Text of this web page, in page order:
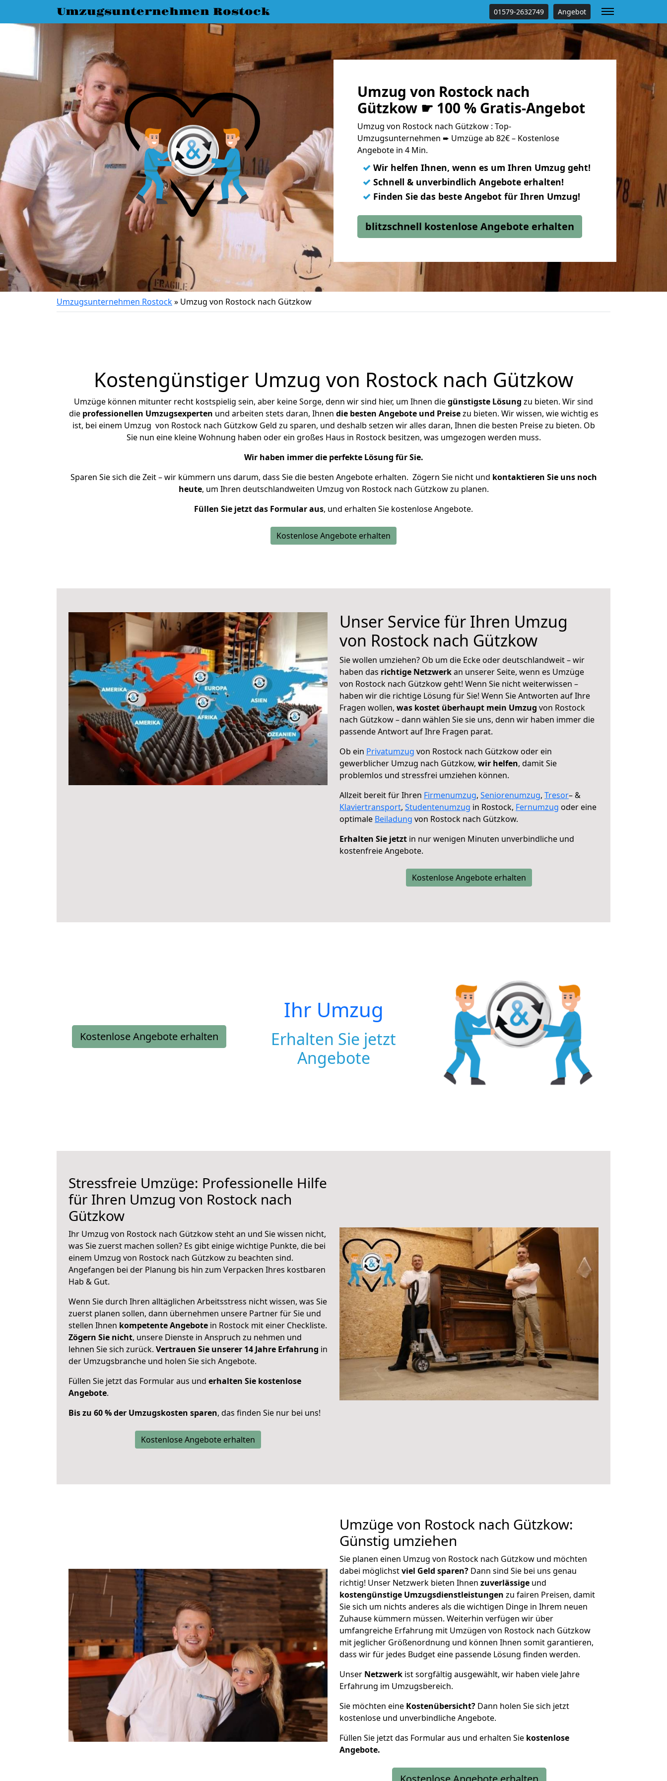
Umzugsunternehmen Rostock 01579-2632749 Angebot
Umzug von Rostock nach
Gützkow ☛ 100 % Gratis-Angebot
Umzug von Rostock nach Gützkow : Top-
Umzugsunternehmen ➨ Umzüge ab 82€ – Kostenlose
Angebote in 4 Min.
✓ Wir helfen Ihnen, wenn es um Ihren Umzug geht!
✓ Schnell & unverbindlich Angebote erhalten!
✓ Finden Sie das beste Angebot für Ihren Umzug!
blitzschnell kostenlose Angebote erhalten
Umzugsunternehmen Rostock» Umzug von Rostock nach Gützkow
Kostengünstiger Umzug von Rostock nach Gützkow
Umzüge können mitunter recht kostspielig sein, aber keine Sorge, denn wir sind hier, um Ihnen diegünstigste Lösung zu bieten. Wir sind
die professionellen Umzugsexperten und arbeiten stets daran, Ihnen die besten Angebote und Preisezu bieten. Wir wissen, wie wichtig es
ist, bei einem Umzug von Rostock nach Gützkow Geld zu sparen, und deshalb setzen wir alles daran, Ihnen die besten Preise zu bieten. Ob
Sie nun eine kleine Wohnung haben oder ein großes Haus in Rostock besitzen, was umgezogen werden muss.
Wir haben immer die perfekte Lösung für Sie.
Sparen Sie sich die Zeit – wir kümmern uns darum, dass Sie die besten Angebote erhalten. Zögern Sie nicht und kontaktieren Sie uns noch
heute, um Ihren deutschlandweiten Umzug von Rostock nach Gützkow zu planen.
Füllen Sie jetzt das Formular aus, und erhalten Sie kostenlose Angebote.
Kostenlose Angebote erhalten
Unser Service für Ihren Umzug
von Rostock nach Gützkow
Sie wollen umziehen? Ob um die Ecke oder deutschlandweit – wir
haben das richtige Netzwerkan unserer Seite, wenn es Umzüge
von Rostock nach Gützkow geht! Wenn Sie nicht weiterwissen –
haben wir die richtige Lösung für Sie! Wenn Sie Antworten auf Ihre
Fragen wollen, was kostet überhaupt mein Umzug von Rostock
nach Gützkow – dann wählen Sie sie uns, denn wir haben immer die
passende Antwort auf Ihre Fragen parat.
Ob ein Privatumzug von Rostock nach Gützkow oder ein
gewerblicher Umzug nach Gützkow, wir helfen, damit Sie
problemlos und stressfrei umziehen können.
Allzeit bereit für Ihren Firmenumzug, Seniorenumzug, Tresor– &
Klaviertransport, Studentenumzug in Rostock, Fernumzug oder eine
optimale Beiladung von Rostock nach Gützkow.
Erhalten Sie jetzt in nur wenigen Minuten unverbindliche und
kostenfreie Angebote.
Kostenlose Angebote erhalten
Kostenlose Angebote erhalten
Ihr Umzug
Erhalten Sie jetzt
Angebote
Stressfreie Umzüge: Professionelle Hilfe
für Ihren Umzug von Rostock nach
Gützkow
Ihr Umzug von Rostock nach Gützkow steht an und Sie wissen nicht,
was Sie zuerst machen sollen? Es gibt einige wichtige Punkte, die bei
einem Umzug von Rostock nach Gützkow zu beachten sind.
Angefangen bei der Planung bis hin zum Verpacken Ihres kostbaren
Hab & Gut.
Wenn Sie durch Ihren alltäglichen Arbeitsstress nicht wissen, was Sie
zuerst planen sollen, dann übernehmen unsere Partner für Sie und
stellen Ihnen kompetente Angebote in Rostock mit einer Checkliste.
Zögern Sie nicht, unsere Dienste in Anspruch zu nehmen und
lehnen Sie sich zurück. Vertrauen Sie unserer 14 Jahre Erfahrung in
der Umzugsbranche und holen Sie sich Angebote.
Füllen Sie jetzt das Formular aus und erhalten Sie kostenlose
Angebote.
Bis zu 60 % der Umzugskosten sparen, das finden Sie nur bei uns!
Kostenlose Angebote erhalten
Umzüge von Rostock nach Gützkow:
Günstig umziehen
Sie planen einen Umzug von Rostock nach Gützkow und möchten
dabei möglichstviel Geld sparen? Dann sind Sie bei uns genau
richtig! Unser Netzwerk bieten Ihnen zuverlässige und
kostengünstige Umzugsdienstleistungen zu fairen Preisen, damit
Sie sich um nichts anderes als die wichtigen Dinge in Ihrem neuen
Zuhause kümmern müssen. Weiterhin verfügen wir über
umfangreiche Erfahrung mit Umzügen von Rostock nach Gützkow
mit jeglicher Größenordnung und können Ihnen somit garantieren,
dass wir für jedes Budget eine passende Lösung finden werden.
Unser Netzwerk ist sorgfältig ausgewählt, wir haben viele Jahre
Erfahrung im Umzugsbereich.
Sie möchten eine Kostenübersicht? Dann holen Sie sich jetzt
kostenlose und unverbindliche Angebote.
Füllen Sie jetzt das Formular aus und erhalten Sie kostenlose
Angebote.